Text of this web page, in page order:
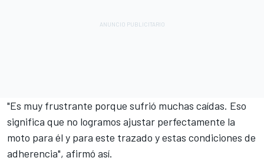
"Es muy frustrante porque sufrió muchas caídas. Eso
significa que no logramos ajustar perfectamente la
moto para él y para este trazado y estas condiciones de
adherencia", afirmó así.